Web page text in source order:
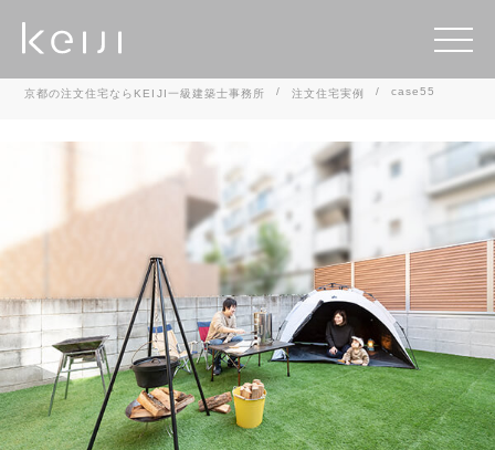
京都の注文住宅ならKEIJI一級建築士事務所 注文住宅実例 case55